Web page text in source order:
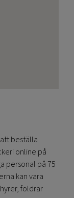
beställa
online på
personal på 75
kan vara
foldrar